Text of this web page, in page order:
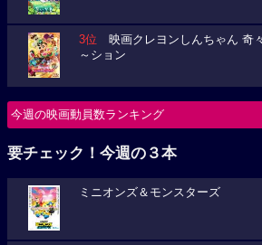
3位 映画クレヨンしんちゃん 奇
～ション
今週の映画動員数ランキング
要チェック！今週の３本
ミニオンズ＆モンスターズ